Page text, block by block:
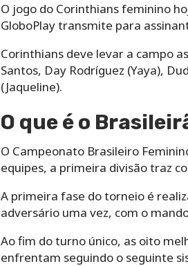
O jogo do Corinthians feminino
GloboPlay transmite para
Corinthians deve levar a campo
Santos, Day Rodríguez (Yaya),
(Jaqueline).
O que é o
O Campeonato Brasileiro
equipes, a primeira divisão traz
A primeira fase do torneio é
adversário uma vez, com o
Ao fim do turno único, as oito
enfrentam seguindo o seguinte